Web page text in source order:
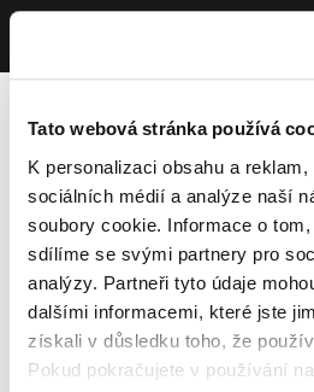
Tato webová stránka používá
K personalizaci obsahu a
sociálních médií a analýze naší
soubory cookie. Informace o
sdílíme se svými partnery pro
analýzy. Partneři tyto údaje
dalšími informacemi, které jste
získali v důsledku toho, že
Pokud pokračujete v používání